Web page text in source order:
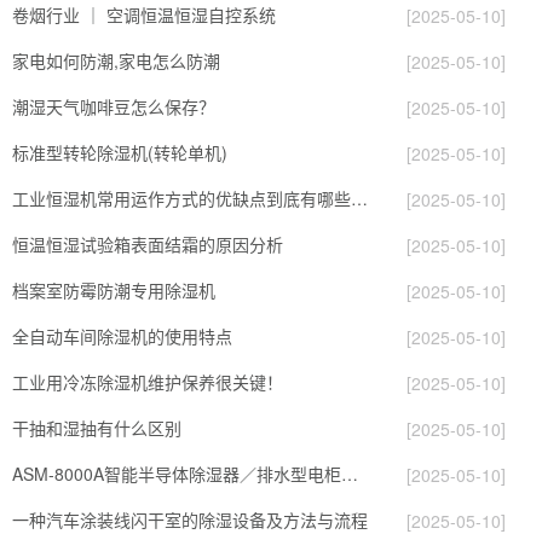
卷烟行业 ｜ 空调恒温恒湿自控系统
[2025-05-10]
家电如何防潮,家电怎么防潮
[2025-05-10]
潮湿天气咖啡豆怎么保存？
[2025-05-10]
标准型转轮除湿机(转轮单机)
[2025-05-10]
工业恒湿机常用运作方式的优缺点到底有哪些呢？和成都除湿机了解一下吧！
[2025-05-10]
恒温恒湿试验箱表面结霜的原因分析
[2025-05-10]
档案室防霉防潮专用除湿机
[2025-05-10]
全自动车间除湿机的使用特点
[2025-05-10]
工业用冷冻除湿机维护保养很关键！
[2025-05-10]
干抽和湿抽有什么区别
[2025-05-10]
ASM-8000A智能半导体除湿器／排水型电柜除湿器石家庄深泽2023已更新
[2025-05-10]
一种汽车涂装线闪干室的除湿设备及方法与流程
[2025-05-10]